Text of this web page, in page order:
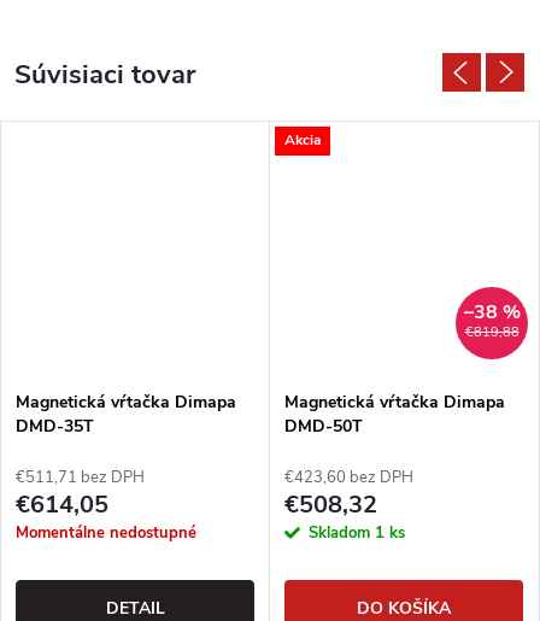
Súvisiaci tovar
Magnetická vŕtačka Dimapa
DMD-35T
€511,71 bez DPH
€614,05
Momentálne nedostupné
DETAIL
Akcia
€819,88
–38 %
Magnetická vŕtačka Dimapa
DMD-50T
€423,60 bez DPH
€508,32
Skladom 1 ks
DO KOŠÍKA